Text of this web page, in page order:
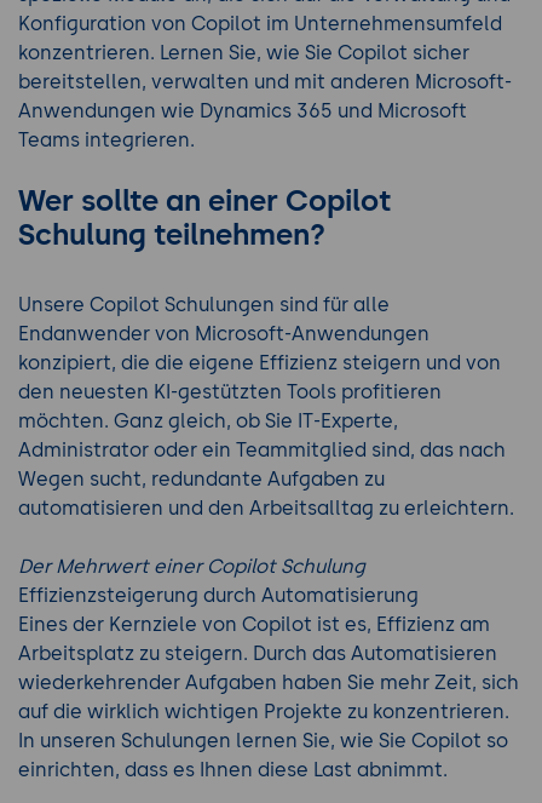
Konfiguration von Copilot im Unternehmensumfeld
konzentrieren. Lernen Sie, wie Sie Copilot sicher
bereitstellen, verwalten und mit anderen Microsoft-
Anwendungen wie Dynamics 365 und Microsoft
Teams integrieren.
Wer sollte an einer Copilot
Schulung teilnehmen?
Unsere Copilot Schulungen sind für alle
Endanwender von Microsoft-Anwendungen
konzipiert, die die eigene Effizienz steigern und von
den neuesten KI-gestützten Tools profitieren
möchten. Ganz gleich, ob Sie IT-Experte,
Administrator oder ein Teammitglied sind, das nach
Wegen sucht, redundante Aufgaben zu
automatisieren und den Arbeitsalltag zu erleichtern.
Der Mehrwert einer Copilot Schulung
Effizienzsteigerung durch Automatisierung
Eines der Kernziele von Copilot ist es, Effizienz am
Arbeitsplatz zu steigern. Durch das Automatisieren
wiederkehrender Aufgaben haben Sie mehr Zeit, sich
auf die wirklich wichtigen Projekte zu konzentrieren.
In unseren Schulungen lernen Sie, wie Sie Copilot so
einrichten, dass es Ihnen diese Last abnimmt.